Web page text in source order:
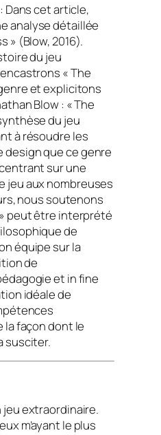
Dans cet article,
analyse détaillée
» (Blow, 2016).
du jeu
« The
et explicitons
Blow : « The
du jeu
à résoudre les
design que ce genre
sur une
jeu aux nombreuses
nous soutenons
peut être interprété
de
équipe sur la
de
et in fine
idéale de
façon dont le
susciter.
extraordinaire.
m’ayant le plus